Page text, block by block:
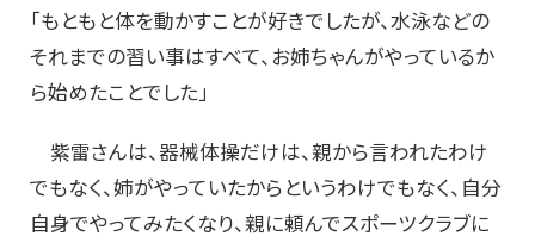
「もともと体を動かすことが好きでしたが、水泳などの
それまでの習い事はすべて、お姉ちゃんがやっているか
ら始めたことでした」
紫雷さんは、器械体操だけは、親から言われたわけ
でもなく、姉がやっていたからというわけでもなく、自分
自身でやってみたくなり、親に頼んでスポーツクラブに